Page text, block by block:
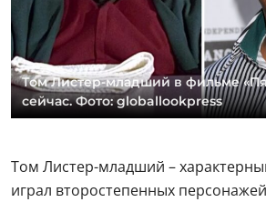
Том Листер-младший в фильме
сейчас. Фото: globallookpress
Том Листер-младший –
играл второстепенных